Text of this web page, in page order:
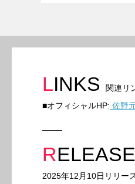
LINKS
関連リ
■オフィシャルHP: 佐野
RELEASE
2025年12月10日リリー